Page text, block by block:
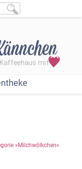
»Milchwölkchen«